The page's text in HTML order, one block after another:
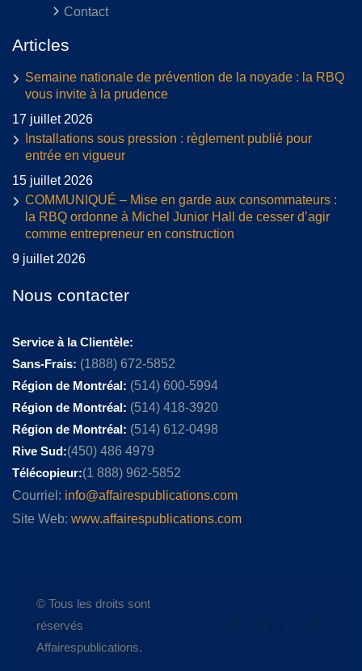
Contact
Articles
Semaine nationale de prévention de la noyade : la RBQ
vous invite à la prudence
17 juillet 2026
Installations sous pression : règlement publié pour
entrée en vigueur
15 juillet 2026
COMMUNIQUÉ – Mise en garde aux consommateurs :
la RBQ ordonne à Michel Junior Hall de cesser d’agir
comme entrepreneur en construction
9 juillet 2026
Nous contacter
Service à la Clientèle:
Sans-Frais: (1888) 672-5852
Région de Montréal: (514) 600-5994
Région de Montréal: (514) 418-3920
Région de Montréal: (514) 612-0498
Rive Sud:(450) 486 4979
Télécopieur:(1 888) 962-5852
Courriel: info@affairespublications.com
Site Web: www.affairespublications.com
© Tous les droits sont
réservés
Affairespublications.